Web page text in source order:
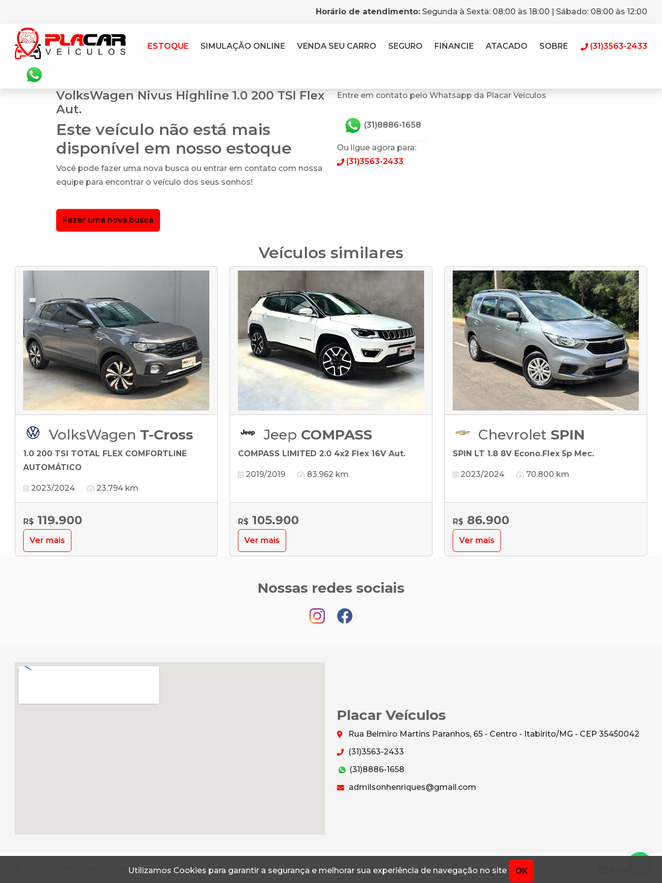
Utilizamos Cookies para garantir a segurança e melhorar sua experiência de navegação no site OK
Horário de atendimento: Segunda à Sexta: 08:00 às 18:00 | Sábado: 08:00 às 12:00
ESTOQUE SIMULAÇÃO ONLINE VENDA SEU CARRO SEGURO FINANCIE ATACADO SOBRE (31)3563-2433
VolksWagen Nivus Highline 1.0 200 TSI Flex
Aut.
Este veículo não está mais
disponível em nosso estoque
Você pode fazer uma nova busca ou entrar em contato com nossa
equipe para encontrar o veículo dos seus sonhos!
Fazer uma nova busca
Entre em contato pelo Whatsapp da Placar Veículos
(31)8886-1658
Ou ligue agora para:
(31)3563-2433
Veículos similares
VolksWagen T-Cross
1.0 200 TSI TOTAL FLEX COMFORTLINE
AUTOMÁTICO
2023/2024 23.794 km
R$ 119.900
Ver mais
Jeep COMPASS
COMPASS LIMITED 2.0 4x2 Flex 16V Aut.
2019/2019 83.962 km
R$ 105.900
Ver mais
Chevrolet SPIN
SPIN LT 1.8 8V Econo.Flex 5p Mec.
2023/2024 70.800 km
R$ 86.900
Ver mais
Nossas redes sociais
Placar Veículos
Rua Belmiro Martins Paranhos, 65 - Centro - Itabirito/MG - CEP 35450042
(31)3563-2433
(31)8886-1658
admilsonhenriques@gmail.com
© 2026 Autoconf. Todos os direitos reservados. Termos Privacidade